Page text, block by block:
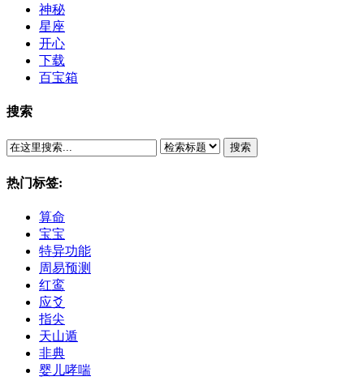
神秘
星座
开心
下载
百宝箱
搜索
搜索
热门标签:
算命
宝宝
特异功能
周易预测
红鸾
应爻
指尖
天山遁
非典
婴儿哮喘